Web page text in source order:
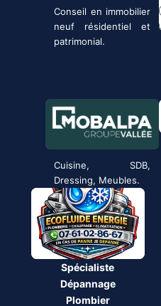
Conseil en immobilier
neuf résidentiel et
patrimonial.
Cuisine, SDB,
Dressing, Meubles.
Spécialiste
Dépannage
Plombier